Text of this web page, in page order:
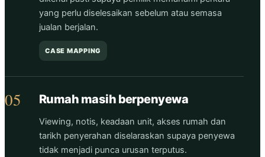
yang perlu diselesaikan sebelum atau semasa
jualan berjalan.
CASE MAPPING
05 Rumah masih berpenyewa
Viewing, notis, keadaan unit, akses rumah dan
tarikh penyerahan diselaraskan supaya penyewa
tidak menjadi punca urusan terputus.